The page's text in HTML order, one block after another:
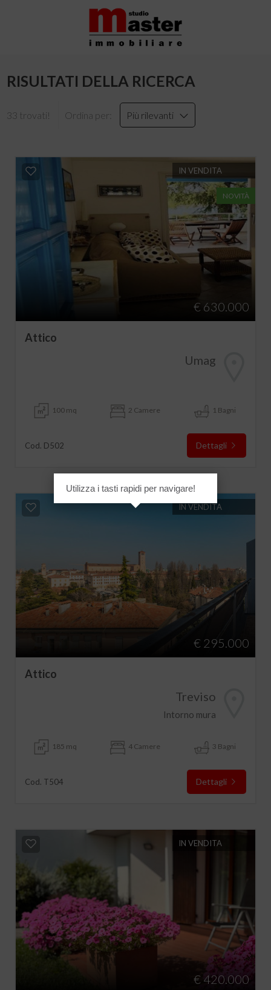
RISULTATI DELLA RICERCA
33 trovati! Ordina per: Più rilevanti
IN VENDITA
NOVITÀ
€ 630.000
Attico
Umag
100 mq 2 Camere 1 Bagni
Cod. D502 Dettagli
IN VENDITA
€ 295.000
Attico
Treviso
Intorno mura
185 mq 4 Camere 3 Bagni
Cod. T504 Dettagli
IN VENDITA
€ 420.000
Utilizza i tasti rapidi per navigare!